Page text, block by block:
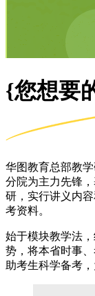
{您想要
华图教育总部教
分院为主力先锋
研，实行讲义内
考资料。
始于模块教学法
势，将本省时事
助考生科学备考